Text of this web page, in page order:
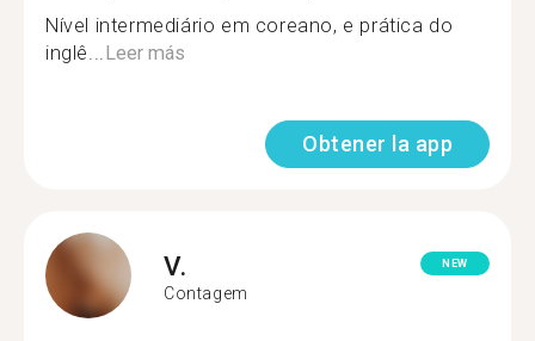
Nível intermediário em coreano, e prática do
inglê... Leer más
Obtener la app
V.
Contagem
NEW